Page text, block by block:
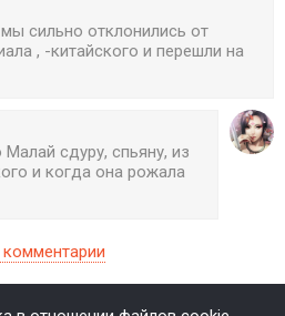
сильно отклонились от
, -китайского и перешли на
сдуру, спьяну, из
и когда она рожала
комментарии